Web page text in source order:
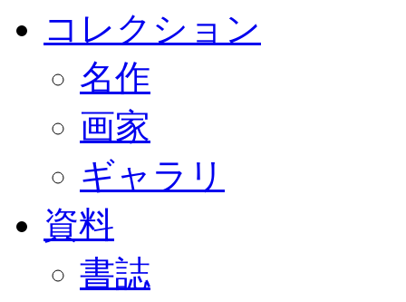
コレクション
名作
画家
ギャラリ
資料
書誌